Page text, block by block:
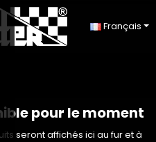
Français
pour le moment
seront affichés ici au fur et à